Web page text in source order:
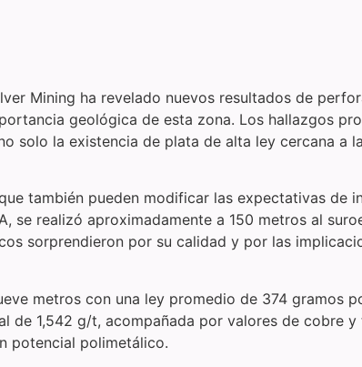
Mining ha revelado nuevos resultados de
geológica de esta zona. Los hallazgos
solo la existencia de plata de alta ley cercana a
también pueden modificar las expectativas de
se realizó aproximadamente a 150 metros al
sorprendieron por su calidad y por las
metros con una ley promedio de 374 gramos
1,542 g/t, acompañada por valores de cobre y
potencial polimetálico.